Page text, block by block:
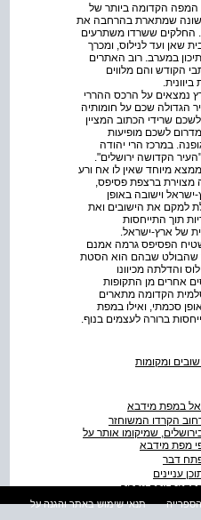
הקדומה ביותר של
שמתארת בהרחבה את
החלקים ששרדו משתרעים
שאן ועד לנילוס, ומכרך
במערב. רוב האתרים
הקודש והם מלווים
נמצאים על הרכס ההררי
הגדולה שכם על חומותיה
שרידי הכתוב המציין
לשכם מופיעות
במרכז הרי יהודה
הקדושה ירושלים".
מיוחד שאין לו אח ורע
מצוירת ברצפת פסיפס,
וישובה באופן
למקם את הישובים ואת
תוך התייחסות
של ארץ-ישראל.
הפסיפס גרמה אמנם
שהבולט שבהם הוא הסטת
והדלתה מכיוונו
אחרים מן התקופות
הקדומה מתארים
סכמתי, ואילו במפת
ברורה לעצמים בנוף.
ומקומות
במפת מידבא
הקרדו המשוחזר
שמיקומו אותר על
מפת מידבא
דבר
עניינים
יורם צפריר
‭nn11vn‬ מידבא,
תנאי שימוש באתר והגנה על